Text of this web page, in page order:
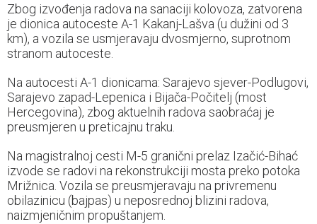
Zbog izvođenja radova na sanaciji kolovoza, zatvorena
je dionica autoceste A-1 Kakanj-Lašva (u dužini od 3
km), a vozila se usmjeravaju dvosmjerno, suprotnom
stranom autoceste.
Na autocesti A-1 dionicama: Sarajevo sjever-Podlugovi,
Sarajevo zapad-Lepenica i Bijača-Počitelj (most
Hercegovina), zbog aktuelnih radova saobraćaj je
preusmjeren u preticajnu traku.
Na magistralnoj cesti M-5 granični prelaz Izačić-Bihać
izvode se radovi na rekonstrukciji mosta preko potoka
Mrižnica. Vozila se preusmjeravaju na privremenu
obilazinicu (bajpas) u neposrednoj blizini radova,
naizmjeničnim propuštanjem.